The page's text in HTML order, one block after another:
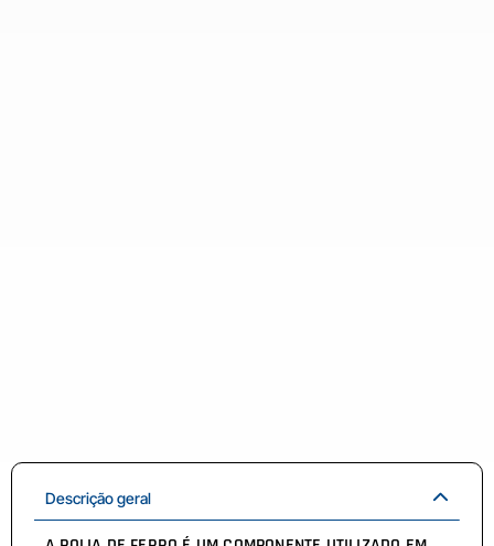
Descrição geral